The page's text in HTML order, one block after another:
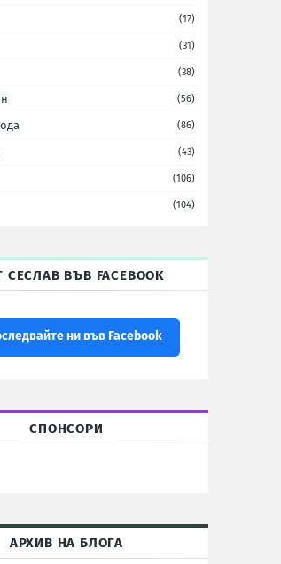
(17)
(31)
(38)
(56)
(86)
(43)
(106)
(104)
СЕСЛАВ ВЪВ FACEBOOK
ни във Facebook
СПОНСОРИ
АРХИВ НА БЛОГА